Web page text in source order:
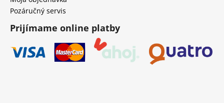
Pozáručný servis
Prijímame online platby